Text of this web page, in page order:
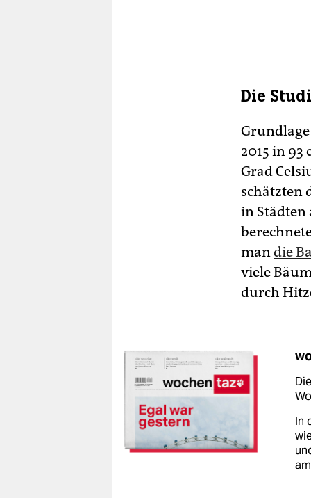
Die
2015 in 93
Grad
schätzten
in Städten
mandie
viele
durch
In